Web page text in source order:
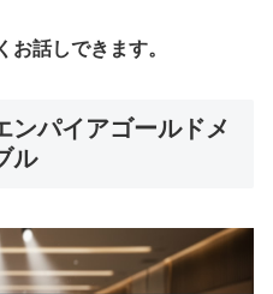
話しできます。
ンパイアゴールドメ
ル